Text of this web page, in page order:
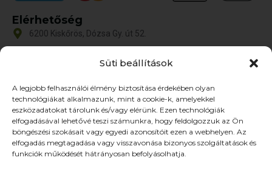
Süti beállítások
A legjobb felhasználói élmény biztosítása érdekében olyan
technológiákat alkalmazunk, mint a cookie-k, amelyekkel
eszközadatokat tárolunk és/vagy elérünk. Ezen technológiák
elfogadásával lehetővé teszi számunkra, hogy feldolgozzuk az Ön
böngészési szokásait vagy egyedi azonosítóit ezen a webhelyen. Az
elfogadás megtagadása vagy visszavonása bizonyos szolgáltatások és
funkciók működését hátrányosan befolyásolhatja.
Elérhetőség
6200 Kiskőrös, Dózsa Gy. út 52.
Nyitvatartás
Hétfő-Péntek: 9:00-17:00
SZ–V: ZÁRVA
Oldalak
Termékek